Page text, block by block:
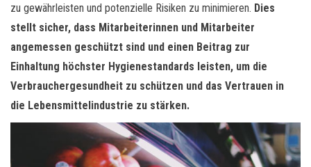
zu gewährleisten und potenzielle Risiken zu minimieren. Dies
stellt sicher, dass Mitarbeiterinnen und Mitarbeiter
angemessen geschützt sind und einen Beitrag zur
Einhaltung höchster Hygienestandards leisten, um die
Verbrauchergesundheit zu schützen und das Vertrauen in
die Lebensmittelindustrie zu stärken.